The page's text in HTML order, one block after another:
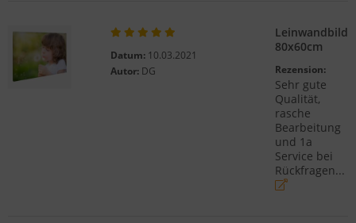
Datum:10.03.2021
Autor:DG
Leinwandbild
80x60cm
Rezension:
Sehr gute
Qualität,
rasche
Bearbeitung
und 1a
Service bei
Rückfragen...